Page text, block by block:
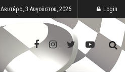
Δευτέρα, 3 Αυγούστου, 2026 Login